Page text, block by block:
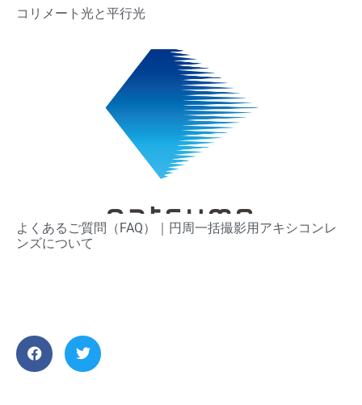
コリメート光と平行光
よくあるご質問（FAQ）​｜円周一括撮影用アキシコンレ
ンズについて